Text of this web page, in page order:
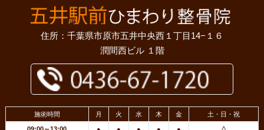
住所：千葉県市原市五井中央西１丁目14−１６
潤間西ビル １階
施術時間 月 火 水 木 金 土・日・祝